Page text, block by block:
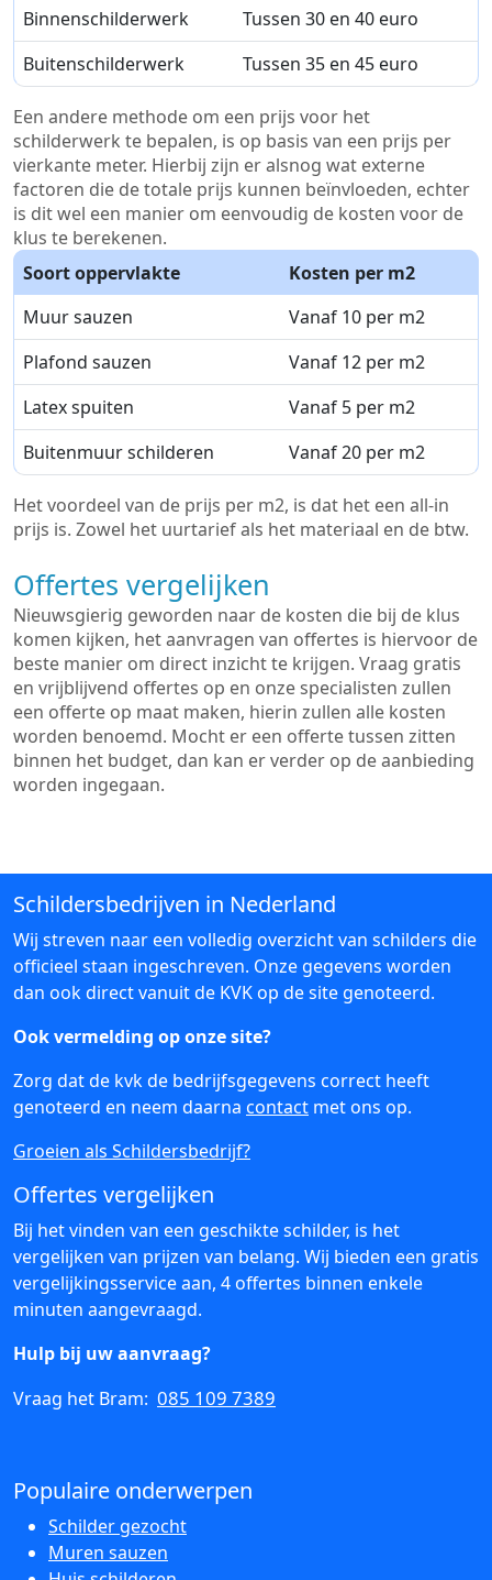
Binnenschilderwerk
Tussen 30 en 40 euro
Buitenschilderwerk
Tussen 35 en 45 euro
Een andere methode om een prijs voor het
schilderwerk te bepalen, is op basis van een prijs per
vierkante meter. Hierbij zijn er alsnog wat externe
factoren die de totale prijs kunnen beïnvloeden, echter
is dit wel een manier om eenvoudig de kosten voor de
klus te berekenen.
Soort oppervlakte
Kosten per m2
Muur sauzen
Vanaf 10 per m2
Plafond sauzen
Vanaf 12 per m2
Latex spuiten
Vanaf 5 per m2
Buitenmuur schilderen
Vanaf 20 per m2
Het voordeel van de prijs per m2, is dat het een all-in
prijs is. Zowel het uurtarief als het materiaal en de btw.
Offertes vergelijken
Nieuwsgierig geworden naar de kosten die bij de klus
komen kijken, het aanvragen van offertes is hiervoor de
beste manier om direct inzicht te krijgen. Vraag gratis
en vrijblijvend offertes op en onze specialisten zullen
een offerte op maat maken, hierin zullen alle kosten
worden benoemd. Mocht er een offerte tussen zitten
binnen het budget, dan kan er verder op de aanbieding
worden ingegaan.
Schildersbedrijven in Nederland
Wij streven naar een volledig overzicht van schilders die
officieel staan ingeschreven. Onze gegevens worden
dan ook direct vanuit de KVK op de site genoteerd.
Ook vermelding op onze site?
Zorg dat de kvk de bedrijfsgegevens correct heeft
genoteerd en neem daarna contact met ons op.
Groeien als Schildersbedrijf?
Offertes vergelijken
Bij het vinden van een geschikte schilder, is het
vergelijken van prijzen van belang. Wij bieden een gratis
vergelijkingsservice aan, 4 offertes binnen enkele
minuten aangevraagd.
Hulp bij uw aanvraag?
Vraag het Bram: 085 109 7389
Populaire onderwerpen
Schilder gezocht
Muren sauzen